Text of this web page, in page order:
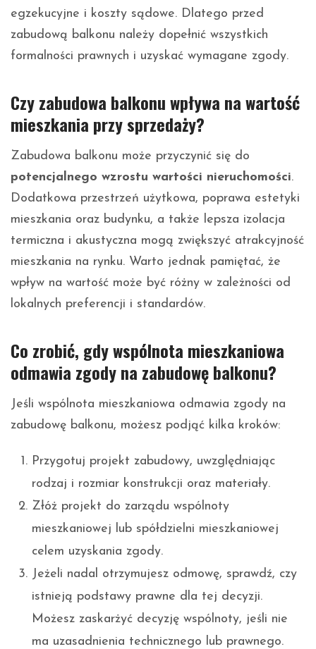
egzekucyjne i koszty sądowe. Dlatego przed
zabudową balkonu należy dopełnić wszystkich
formalności prawnych i uzyskać wymagane zgody.
Czy zabudowa balkonu wpływa na wartość
mieszkania przy sprzedaży?
Zabudowa balkonu może przyczynić się do
potencjalnego wzrostu wartości nieruchomości.
Dodatkowa przestrzeń użytkowa, poprawa estetyki
mieszkania oraz budynku, a także lepsza izolacja
termiczna i akustyczna mogą zwiększyć atrakcyjność
mieszkania na rynku. Warto jednak pamiętać, że
wpływ na wartość może być różny w zależności od
lokalnych preferencji i standardów.
Co zrobić, gdy wspólnota mieszkaniowa
odmawia zgody na zabudowę balkonu?
Jeśli wspólnota mieszkaniowa odmawia zgody na
zabudowę balkonu, możesz podjąć kilka kroków:
Przygotuj projekt zabudowy, uwzględniając
rodzaj i rozmiar konstrukcji oraz materiały.
Złóż projekt do zarządu wspólnoty
mieszkaniowej lub spółdzielni mieszkaniowej
celem uzyskania zgody.
Jeżeli nadal otrzymujesz odmowę, sprawdź, czy
istnieją podstawy prawne dla tej decyzji.
Możesz zaskarżyć decyzję wspólnoty, jeśli nie
ma uzasadnienia technicznego lub prawnego.